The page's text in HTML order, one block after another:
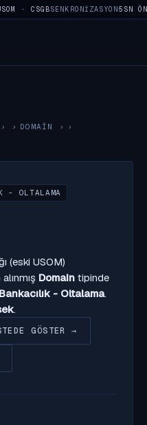
· CSGBSENKRONIZASYON5SN
› DOMAIN
›
- OLTALAMA
(eski USOM)
Domain tipinde
Bankacılık - Oltalama.
.
GÖSTER →